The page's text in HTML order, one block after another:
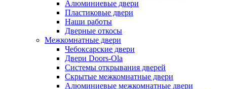
Алюминиевые двери
Пластиковые двери
Наши работы
Дверные откосы
Межкомнатные двери
Чебоксарские двери
Двери Doors-Ola
Системы открывания дверей
Скрытые межкомнатные двери
Алюминиевые межкомнатные двери